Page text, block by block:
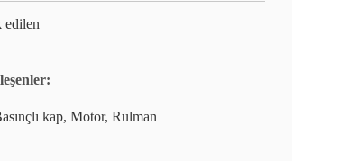
edilen
kap, Motor, Rulman